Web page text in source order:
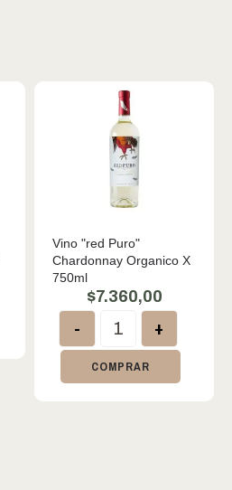
Vino "red Puro"
Chardonnay Organico X
750ml
$7.360,00
- +
COMPRAR